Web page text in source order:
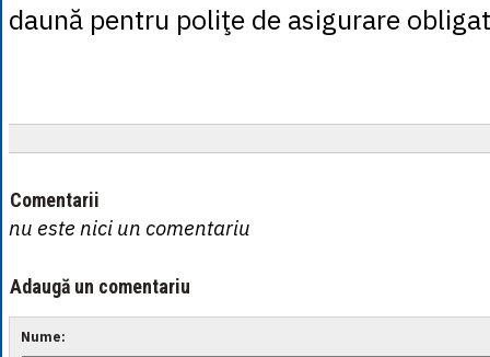
daună pentru poliţe de asigurare
Comentarii
nu este nici un comentariu
Adaugă un comentariu
Nume: